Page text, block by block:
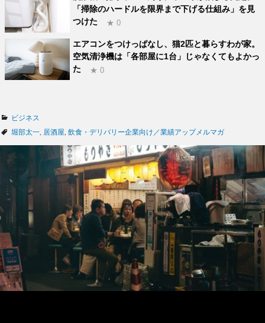
「掃除のハードルを限界まで下げる仕組み」を見
つけた
★ 0
エアコンをつけっぱなし、猫2匹と暮らすわが家。
空気清浄機は「各部屋に1台」じゃなくてもよかっ
た
★ 0
カ
テ
ビジネス
タ
堀部太一 居酒屋 飲食・デリバリー企業向け／業績アップメルマガ